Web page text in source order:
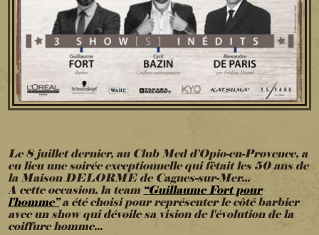
Le 8 juillet dernier, au Club Med d'Opio-en-Provence, a
eu lieu une soirée exceptionnelle qui fêtait les 50 ans de
la Maison DELORME de Cagnes-sur-Mer...
A cette occasion, la team“Guillaume Fort pour
l'homme”a été choisi pour représenter le côté barbier
avec unshow qui dévoile sa vision de l'évolution de la
coiffure homme...